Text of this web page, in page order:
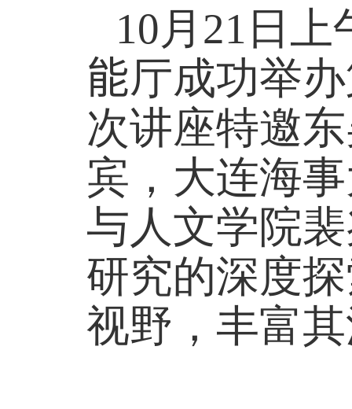
10月 21 日
能厅成功举
次讲座特邀
宾，大连海
与人文学院
研究的深度
视野，丰富